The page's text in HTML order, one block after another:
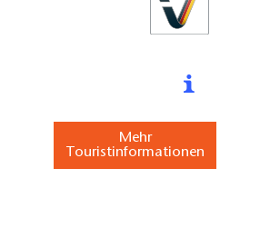
Mehr
Touristinformationen